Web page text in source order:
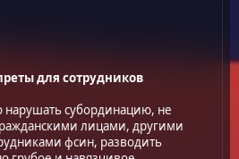
для сотрудников
нарушать субординацию, не
лицами, другими
фсин, разводить